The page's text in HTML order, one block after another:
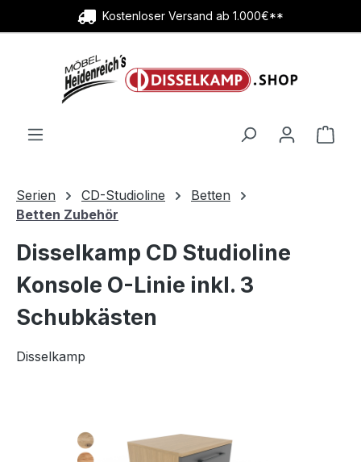
Zum Hauptinhalt springenKostenloser Versand ab 1.000€**
Serien CD-Studioline
Betten
Betten Zubehör
Disselkamp CD Studioline
Konsole O-Linie inkl. 3
Schubkästen
Disselkamp